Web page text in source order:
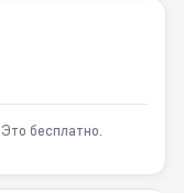
бесплатно.